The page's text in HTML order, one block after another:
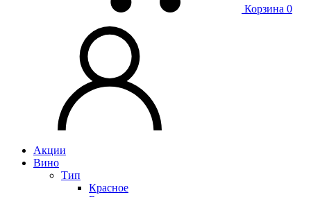
Корзина 0
Акции
Вино
Тип
Красное